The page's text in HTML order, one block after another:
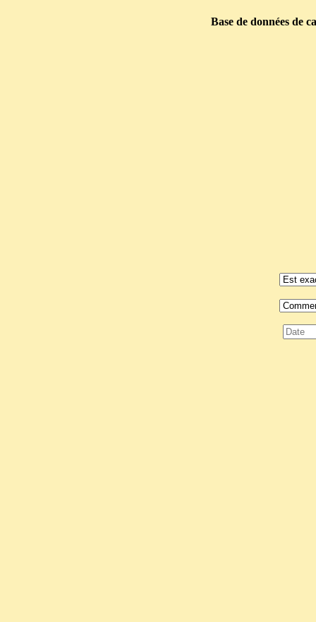
Base de données de